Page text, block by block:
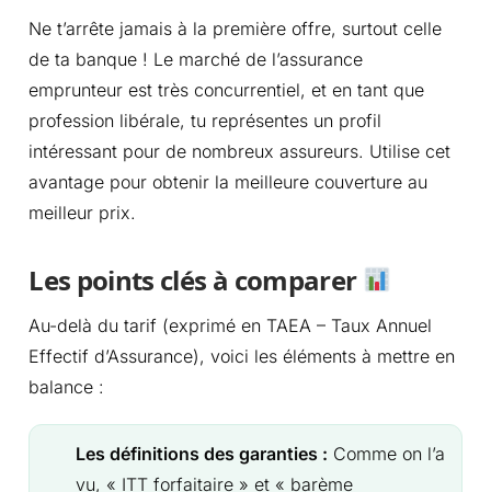
Ne t’arrête jamais à la première offre, surtout celle
de ta banque ! Le marché de l’assurance
emprunteur est très concurrentiel, et en tant que
profession libérale, tu représentes un profil
intéressant pour de nombreux assureurs. Utilise cet
avantage pour obtenir la meilleure couverture au
meilleur prix.
Les points clés à comparer
Au-delà du tarif (exprimé en TAEA – Taux Annuel
Effectif d’Assurance), voici les éléments à mettre en
balance :
Les définitions des garanties : Comme on l’a
vu, « ITT forfaitaire » et « barème